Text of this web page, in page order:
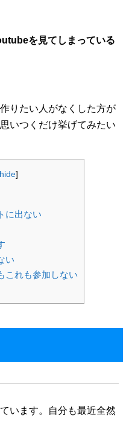
を見てしまっている
りたい人がなくした方が
いつくだけ挙げてみたい
hide]
に出ない
い
これも参加しない
います。自分も最近全然